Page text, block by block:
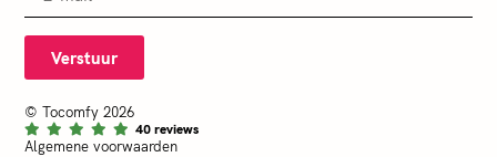
Verstuur
© Tocomfy 2026
40 reviews
Algemene voorwaarden